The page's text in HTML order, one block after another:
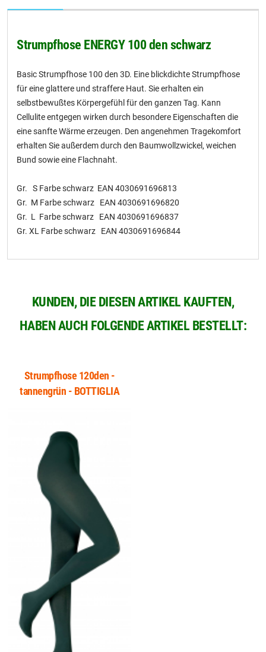
Strumpfhose ENERGY 100 den schwarz
Basic Strumpfhose 100 den 3D. Eine blickdichte Strumpfhose
für eine glattere und straffere Haut. Sie erhalten ein
selbstbewußtes Körpergefühl für den ganzen Tag. Kann
Cellulite entgegen wirken durch besondere Eigenschaften die
eine sanfte Wärme erzeugen. Den angenehmen Tragekomfort
erhalten Sie außerdem durch den Baumwollzwickel, weichen
Bund sowie eine Flachnaht.
Gr. S Farbe schwarz EAN 4030691696813
Gr. M Farbe schwarz EAN 4030691696820
Gr. L Farbe schwarz EAN 4030691696837
Gr. XL Farbe schwarz EAN 4030691696844
KUNDEN, DIE DIESEN ARTIKEL KAUFTEN,
HABEN AUCH FOLGENDE ARTIKEL BESTELLT:
Strumpfhose 120den -
tannengrün - BOTTIGLIA